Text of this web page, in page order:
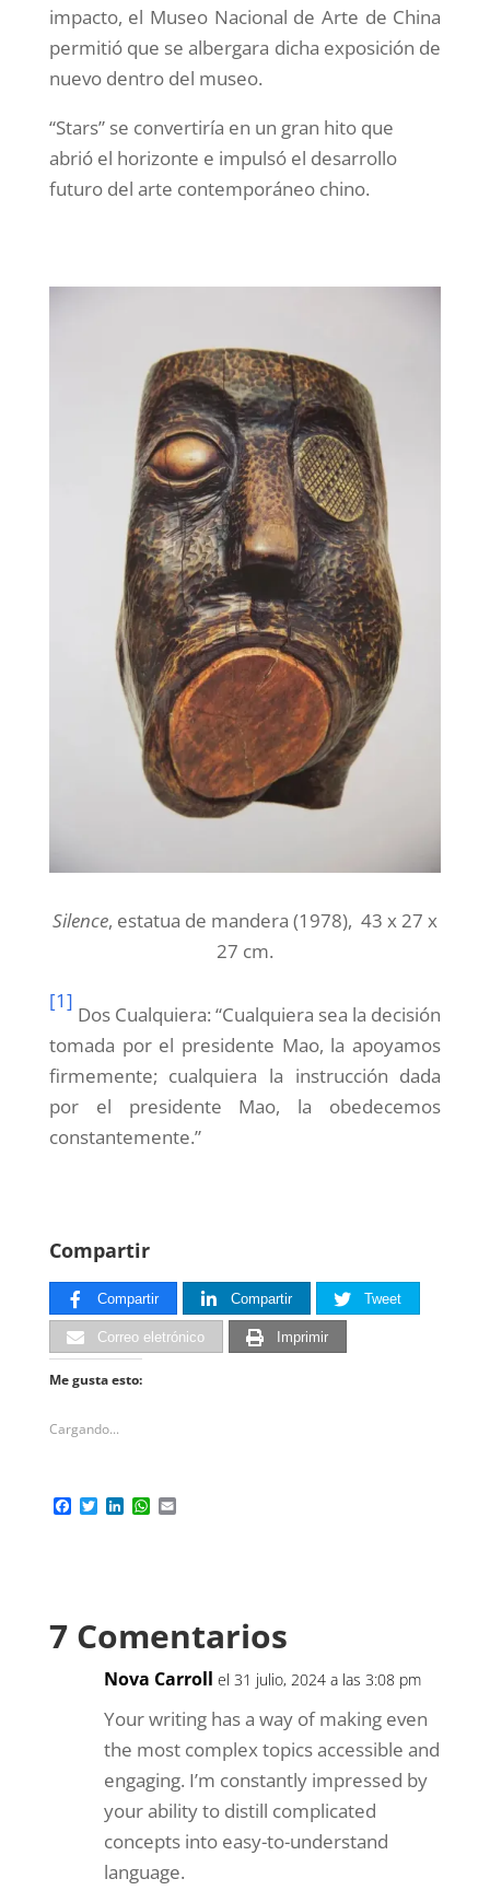
impacto, el Museo Nacional de Arte de China
permitió que se albergara dicha exposición de
nuevo dentro del museo.
“Stars” se convertiría en un gran hito que
abrió el horizonte e impulsó el desarrollo
futuro del arte contemporáneo chino.
Silence, estatua de mandera (1978), 43 x 27 x
27 cm.
[1]
Dos Cualquiera: “Cualquiera sea la decisión
tomada por el presidente Mao, la apoyamos
firmemente; cualquiera la instrucción dada
por el presidente Mao, la obedecemos
constantemente.”
Compartir
Compartir Compartir Tweet
Correo eletrónico Imprimir
Me gusta esto:
Cargando...
contemporáneo
chino: La nueva ola
En «Coleccionismo»
del Mercado del arte
En «Catalogación»